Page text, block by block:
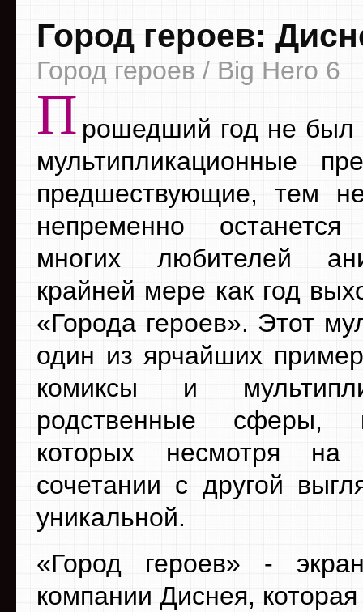
Город героев:
Город героев / Big Hero 6
П рошедший год не был
мультипликационные
предшествующие, тем
непременно
многих любителей
крайней мере как год
«Города героев». Этот
один из ярчайших
комиксы и
родственные сферы,
которых несмотря на
сочетании с другой
уникальной.
«Город героев» -
компании Диснея,